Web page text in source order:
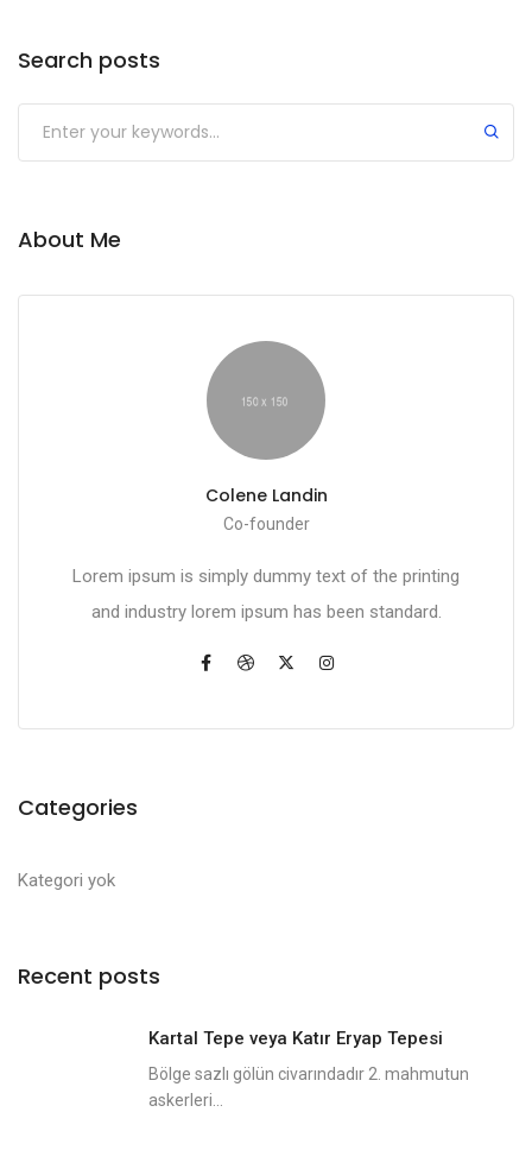
Search posts
About Me
Colene Landin
Co-founder
Lorem ipsum is simply dummy text of the printing
and industry lorem ipsum has been standard.
Categories
Kategori yok
Recent posts
Kartal Tepe veya Katır Eryap Tepesi
Bölge sazlı gölün civarındadır 2. mahmutun
askerleri...